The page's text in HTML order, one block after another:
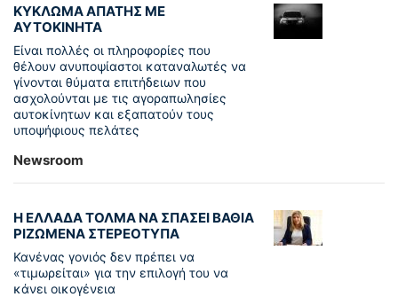
ΚΥΚΛΩΜΑ ΑΠΑΤΗΣ ΜΕ
ΑΥΤΟΚΙΝΗΤΑ
Είναι πολλές οι πληροφορίες που
θέλουν ανυποψίαστοι καταναλωτές να
γίνονται θύματα επιτήδειων που
ασχολούνται με τις αγοραπωλησίες
αυτοκίνητων και εξαπατούν τους
υποψήφιους πελάτες
Newsroom
Η ΕΛΛΑΔΑ ΤΟΛΜΑ ΝΑ ΣΠΑΣΕΙ ΒΑΘΙΑ
ΡΙΖΩΜΕΝΑ ΣΤΕΡΕΟΤΥΠΑ
Κανένας γονιός δεν πρέπει να
«τιμωρείται» για την επιλογή του να
κάνει οικογένεια